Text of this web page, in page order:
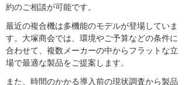
約のご相談が可能です。
最近の複合機は多機能のモデルが登場していま
す。大塚商会では、環境やご予算などの条件に
合わせて、複数メーカーの中からフラットな立
場で最適な製品をご提案します。
また、時間のかかる導入前の現状調査から製品